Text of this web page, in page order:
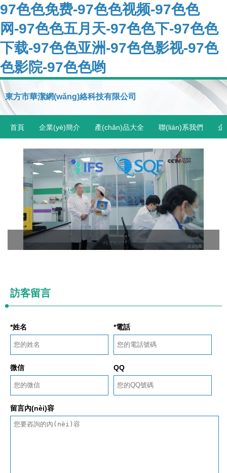
97色色免费-97色色视频-97色色
网-97色色五月天-97色色下-97色色
下载-97色色亚洲-97色色影视-97色
色影院-97色色哟
東方市華潔網(wǎng)絡科技有限公司
首頁 企業(yè)簡介 產(chǎn)品大全 聯(lián)系我們 企
訪客留言
*姓名 *電話
微信 QQ
留言內(nèi)容